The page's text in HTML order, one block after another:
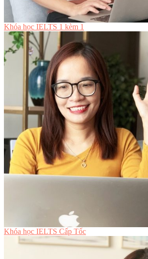
Khóa học IELTS 1 kèm 1
Khóa học IELTS Cấp Tốc